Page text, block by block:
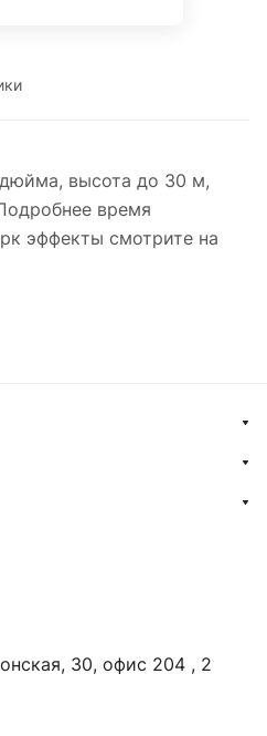
высота до 30 м,
время
эффекты смотрите на
30, офис 204 , 2